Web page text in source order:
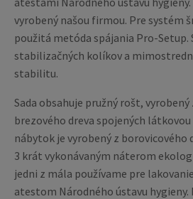
vyrobený našou firmou. Pre systém
použitá metóda spájania Pro-Setup.
stabilizačných kolíkov a
stabilitu.
Sada obsahuje pružný rošt, vyrobený
brezového dreva spojených
nábytok je vyrobený z borovicového
3 krát vykonávaným náterom
jedni z mála používame pre
atestom Národného ústavu hygieny.